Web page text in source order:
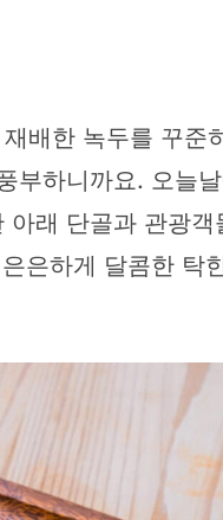
배한 녹두를 꾸준
하니까요. 오늘
래 단골과 관광
은하게 달콤한 탁